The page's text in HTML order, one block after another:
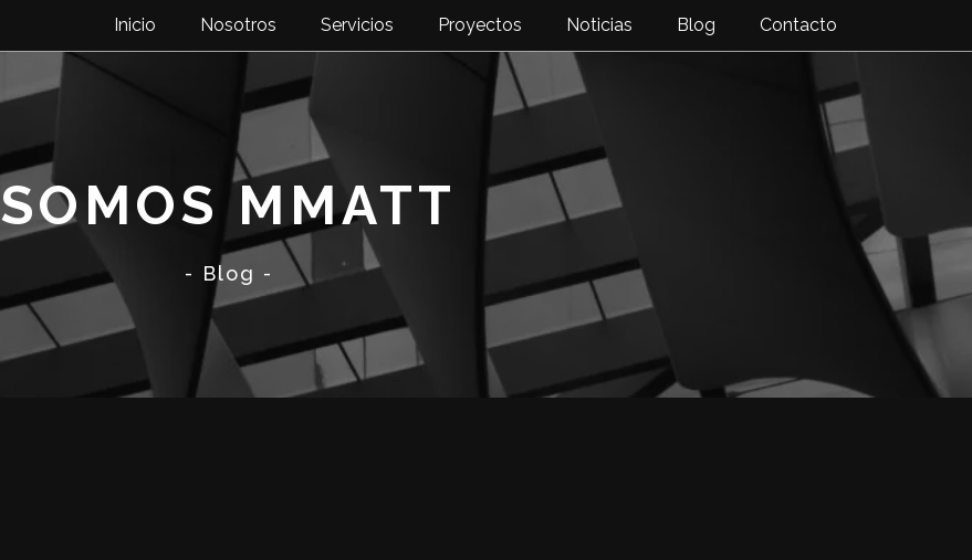
Inicio Nosotros Servicios Proyectos Noticias Blog Contacto
SOMOS MMATT
- Blog -